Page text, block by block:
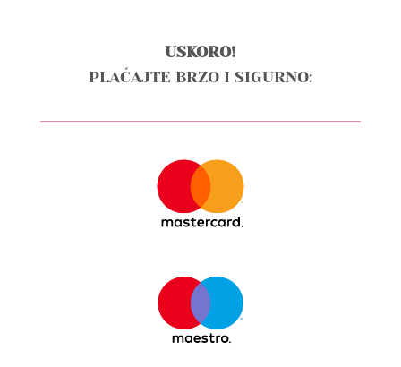
USKORO!
PLAĆAJTE BRZO I SIGURNO: